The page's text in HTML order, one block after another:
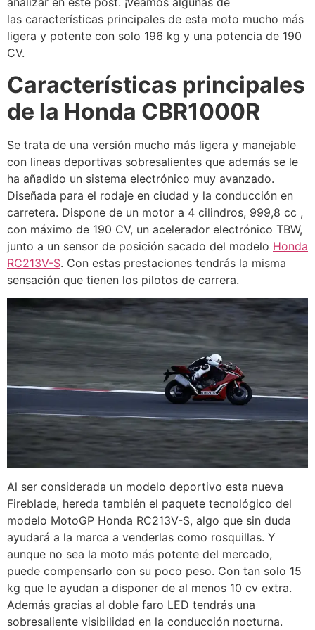
las características principales de esta moto mucho más
ligera y potente con solo 196 kg y una potencia de 190
CV.
Características principales
de la Honda CBR1000R
Se trata de una versión mucho más ligera y manejable
con lineas deportivas sobresalientes que además se le
ha añadido un sistema electrónico muy avanzado.
Diseñada para el rodaje en ciudad y la conducción en
carretera. Dispone de un motor a 4 cilindros, 999,8 cc ,
con máximo de 190 CV, un acelerador electrónico TBW,
junto a un sensor de posición sacado del modelo Honda
RC213V-S. Con estas prestaciones tendrás la misma
sensación que tienen los pilotos de carrera.
Al ser considerada un modelo deportivo esta nueva
Fireblade, hereda también el paquete tecnológico del
modelo MotoGP Honda RC213V-S, algo que sin duda
ayudará a la marca a venderlas como rosquillas. Y
aunque no sea la moto más potente del mercado,
puede compensarlo con su poco peso. Con tan solo 15
kg que le ayudan a disponer de al menos 10 cv extra.
Además gracias al doble faro LED tendrás una
sobresaliente visibilidad en la conducción nocturna.